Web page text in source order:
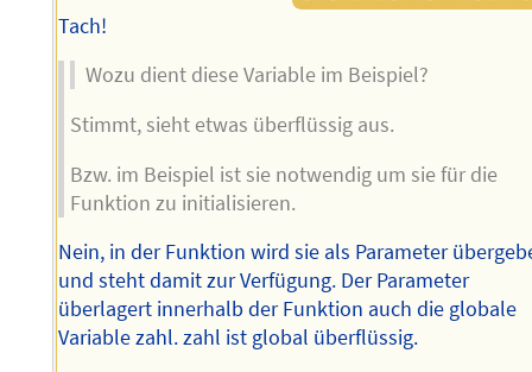
Tach!
Wozu dient diese Variable im Beispiel?
Stimmt, sieht etwas überflüssig aus.
Bzw. im Beispiel ist sie notwendig um sie für die
Funktion zu initialisieren.
Nein, in der Funktion wird sie als Parameter
und steht damit zur Verfügung. Der Parameter
überlagert innerhalb der Funktion auch die globale
Variable zahl. zahl ist global überflüssig.